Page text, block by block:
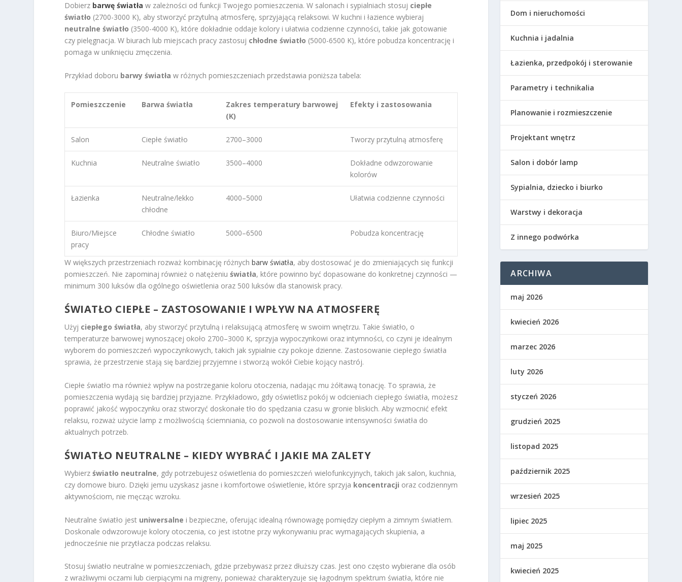
Dobierz barwę światła w zależności od funkcji Twojego pomieszczenia. W salonach i sypialniach stosuj ciepłe
światło (2700-3000 K), aby stworzyć przytulną atmosferę, sprzyjającą relaksowi. W kuchni i łazience wybieraj
neutralne światło (3500-4000 K), które dokładnie oddaje kolory i ułatwia codzienne czynności, takie jak gotowanie
czy pielęgnacja. W biurach lub miejscach pracy zastosuj chłodne światło (5000-6500 K), które pobudza koncentrację i
pomaga w uniknięciu zmęczenia.
Przykład doboru barwy światła w różnych pomieszczeniach przedstawia poniższa tabela:
Pomieszczenie Barwa światła
Zakres temperatury barwowej
(K)
Efekty i zastosowania
Salon Ciepłe światło 2700–3000 Tworzy przytulną atmosferę
Kuchnia Neutralne światło 3500–4000
Dokładne odwzorowanie
kolorów
Łazienka
Neutralne/lekko
chłodne
4000–5000 Ułatwia codzienne czynności
Biuro/Miejsce
pracy
Chłodne światło 5000–6500 Pobudza koncentrację
W większych przestrzeniach rozważ kombinację różnychbarw światła, aby dostosować je do zmieniających się funkcji
pomieszczeń. Nie zapominaj również o natężeniuświatła, które powinno być dopasowane do konkretnej czynności —
minimum 300 luksów dla ogólnego oświetlenia oraz 500 luksów dla stanowisk pracy.
ŚWIATŁO CIEPŁE – ZASTOSOWANIE I WPŁYW NA ATMOSFERĘ
Użyj ciepłego światła, aby stworzyć przytulną i relaksującą atmosferę w swoim wnętrzu. Takie światło, o
temperaturze barwowej wynoszącej około 2700–3000 K, sprzyja wypoczynkowi oraz intymności, co czyni je idealnym
wyborem do pomieszczeń wypoczynkowych, takich jak sypialnie czy pokoje dzienne. Zastosowanie ciepłego światła
sprawia, że przestrzenie stają się bardziej przyjemne i stworzą wokół Ciebie kojący nastrój.
Ciepłe światło ma również wpływ na postrzeganie koloru otoczenia, nadając mu żółtawą tonację. To sprawia, że
pomieszczenia wydają się bardziej przyjazne. Przykładowo, gdy oświetlisz pokój w odcieniach ciepłego światła, możesz
poprawić jakość wypoczynku oraz stworzyć doskonałe tło do spędzania czasu w gronie bliskich. Aby wzmocnić efekt
relaksu, rozważ użycie lamp z możliwością ściemniania, co pozwoli na dostosowanie intensywności światła do
aktualnych potrzeb.
ŚWIATŁO NEUTRALNE – KIEDY WYBRAĆ I JAKIE MA ZALETY
Wybierzświatło neutralne, gdy potrzebujesz oświetlenia do pomieszczeń wielofunkcyjnych, takich jak salon, kuchnia,
czy domowe biuro. Dzięki jemu uzyskasz jasne i komfortowe oświetlenie, które sprzyja koncentracji oraz codziennym
aktywnościom, nie męcząc wzroku.
Neutralne światło jest uniwersalne i bezpieczne, oferując idealną równowagę pomiędzy ciepłym a zimnym światłem.
Doskonale odwzorowuje kolory otoczenia, co jest istotne przy wykonywaniu prac wymagających skupienia, a
jednocześnie nie przytłacza podczas relaksu.
Stosuj światło neutralne w pomieszczeniach, gdzie przebywasz przez dłuższy czas. Jest ono często wybierane dla osób
z wrażliwymi oczami lub cierpiącymi na migreny, ponieważ charakteryzuje się łagodnym spektrum światła, które nie
Dom i nieruchomości
Kuchnia i jadalnia
Łazienka, przedpokój i sterowanie
Parametry i technikalia
Planowanie i rozmieszczenie
Projektant wnętrz
Salon i dobór lamp
Sypialnia, dziecko i biurko
Warstwy i dekoracja
Z innego podwórka
ARCHIWA
maj 2026
kwiecień 2026
marzec 2026
luty 2026
styczeń 2026
grudzień 2025
listopad 2025
październik 2025
wrzesień 2025
lipiec 2025
maj 2025
kwiecień 2025